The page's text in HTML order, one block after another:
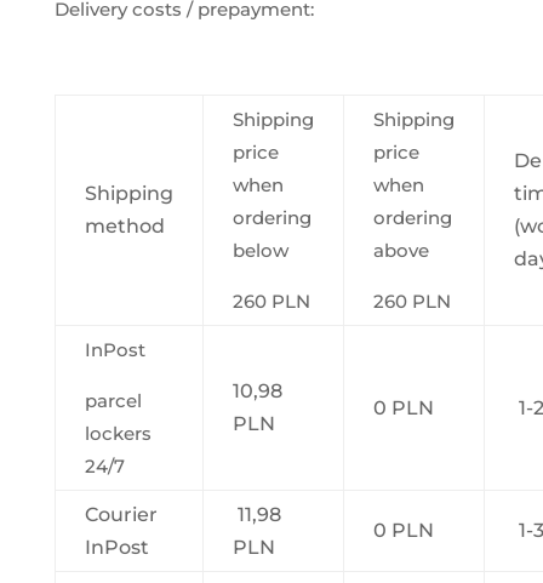
Delivery costs / prepayment:
Shipping
method
Shipping
price
when
ordering
below
260 PLN
Shipping
price
when
ordering
above
260 PLN
InPost
parcel
lockers
24/7
10,98
PLN
0 PLN 1-
Courier
InPost
11,98
PLN
0 PLN 1-